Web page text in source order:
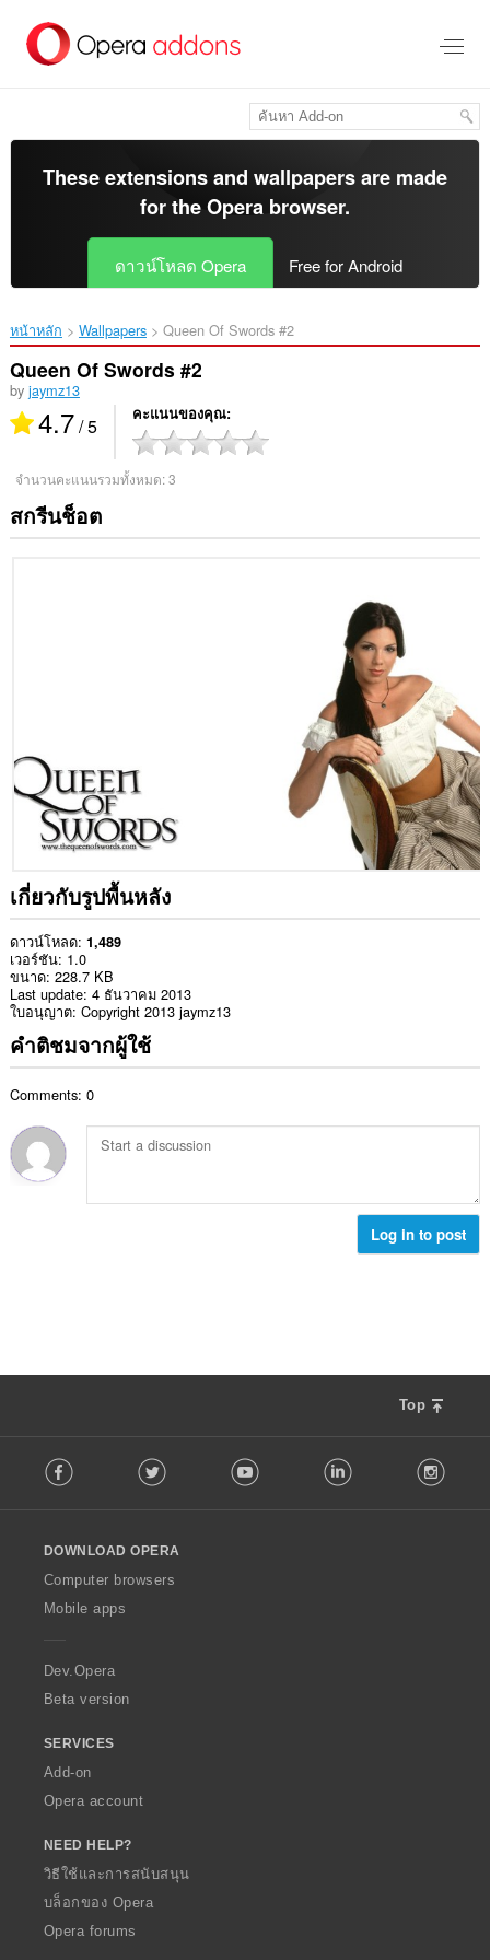
These extensions and wallpapers are made
for theOpera browser.
ดาวน์โหลด Opera Free for Android
หน้าหลัก Wallpapers Queen Of Swords #2‎
Queen Of Swords #2
by jaymz13
4.7/ 5 คะแนนของคุณ
จำนวนคะแนนรวมทั้งหมด:3
สกรีนช็อต
เกี่ยวกับรูปพื้นหลัง
ดาวน์โหลด 1,489
เวอร์ชัน 1.0
ขนาด 228.7 KB
Last update 4 ธันวาคม 2013
ใบอนุญาต Copyright 2013 jaymz13
คำติชมจากผู้ใช้
Comments: 0
Log in to post
Top
o
w
O
p
a
Facebook Twitter Youtube LinkedIn
DOWNLOAD OPERA
Computer browsers
Mobile apps
Dev.Opera
Beta version
SERVICES
Add-on
Opera account
NEED HELP?
วิธีใช้และการสนับสนุน
บล็อกของ Opera
Opera forums